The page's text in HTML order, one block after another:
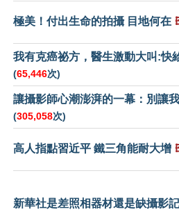
極美！付出生命的拍攝 目地何在
我有克癌祕方，醫生激動大叫:快
(65,446次)
讓攝影師心潮澎湃的一幕：別讓
(305,058次)
高人指點習近平 鐵三角能耐大增
新華社是差照相器材還是缺攝影